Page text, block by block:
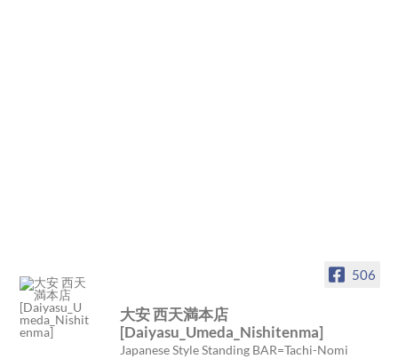
506
大安 西天満本店
[Daiyasu_Umeda_Nishitenma]
Japanese Style Standing BAR=Tachi-Nomi